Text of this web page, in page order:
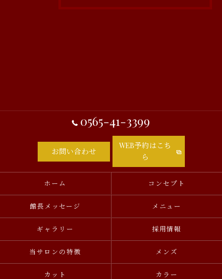
0565-41-3399
お問い合わせ
WEB予約はこち
ら
ホーム コンセプト
館長メッセージ メニュー
ギャラリー 採用情報
当サロンの特徴 メンズ
カット カラー